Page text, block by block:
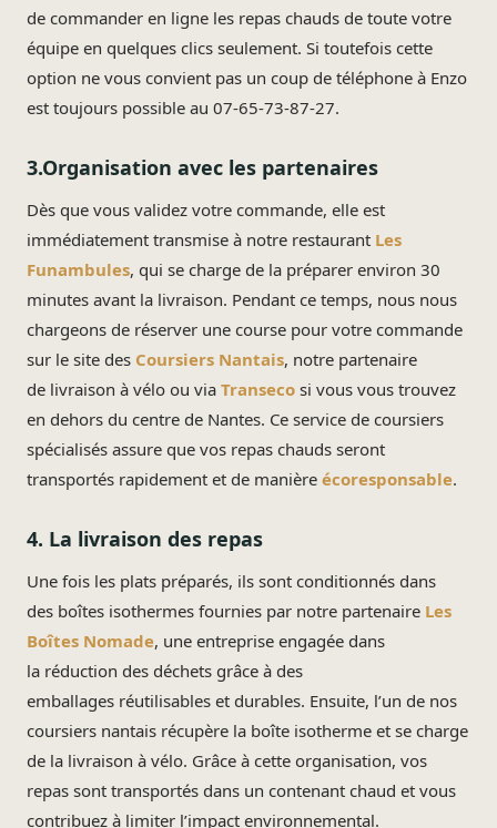
de commander en ligne les repas chauds de toute votre
équipe en quelques clics seulement. Si toutefois cette
option ne vous convient pas un coup de téléphone à Enzo
est toujours possible au 07-65-73-87-27.
3.Organisation avec les partenaires
Dès que vous validez votre commande, elle est
immédiatement transmise à notre restaurant Les
Funambules, qui se charge de la préparer environ 30
minutes avant la livraison. Pendant ce temps, nous nous
chargeons de réserver une course pour votre commande
sur le site des Coursiers Nantais, notre partenaire
de livraison à vélo ou via Transeco si vous vous trouvez
en dehors du centre de Nantes. Ce service de coursiers
spécialisés assure que vos repas chauds seront
transportés rapidement et de manière écoresponsable.
4. La livraison des repas
Une fois les plats préparés, ils sont conditionnés dans
des boîtes isothermes fournies par notre partenaire Les
Boîtes Nomade, une entreprise engagée dans
la réduction des déchets grâce à des
emballages réutilisables et durables. Ensuite, l’un de nos
coursiers nantais récupère la boîte isotherme et se charge
de la livraison à vélo. Grâce à cette organisation, vos
repas sont transportés dans un contenant chaud et vous
contribuez à limiter l’impact environnemental.